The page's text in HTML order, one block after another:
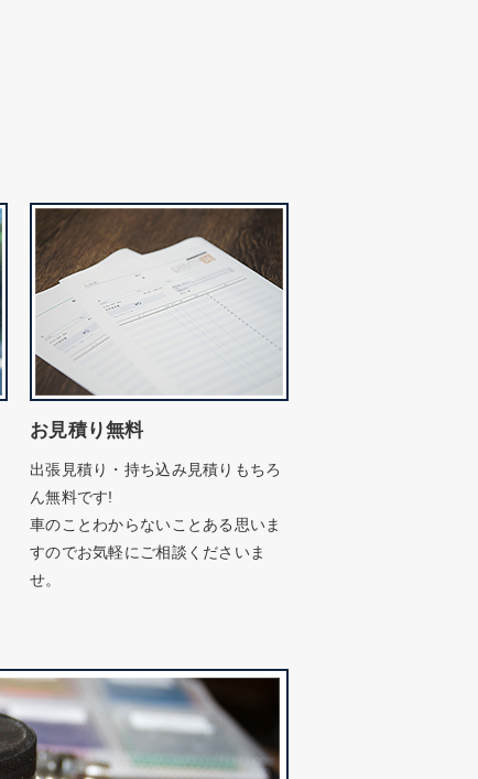
お見積り無料
出張見積り・持ち込み見積りもちろ
ん無料です!
車のことわからないことある思いま
すのでお気軽にご相談くださいま
せ。